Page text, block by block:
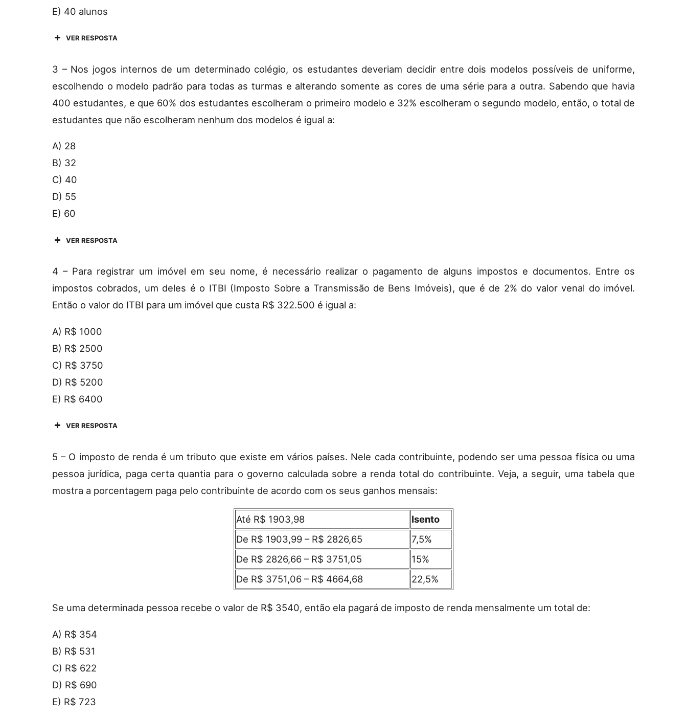
E) 40 alunos
VER RESPOSTA
3 – Nos jogos internos de um determinado colégio, os estudantes deveriam decidir entre dois modelos possíveis de uniforme,
escolhendo o modelo padrão para todas as turmas e alterando somente as cores de uma série para a outra. Sabendo que havia
400 estudantes, e que 60% dos estudantes escolheram o primeiro modelo e 32% escolheram o segundo modelo, então, o total de
estudantes que não escolheram nenhum dos modelos é igual a:
A) 28
B) 32
C) 40
D) 55
E) 60
VER RESPOSTA
4 – Para registrar um imóvel em seu nome, é necessário realizar o pagamento de alguns impostos e documentos. Entre os
impostos cobrados, um deles é o ITBI (Imposto Sobre a Transmissão de Bens Imóveis), que é de 2% do valor venal do imóvel.
Então o valor do ITBI para um imóvel que custa R$ 322.500 é igual a:
A) R$ 1000
B) R$ 2500
C) R$ 3750
D) R$ 5200
E) R$ 6400
VER RESPOSTA
5 – O imposto de renda é um tributo que existe em vários países. Nele cada contribuinte, podendo ser uma pessoa física ou uma
pessoa jurídica, paga certa quantia para o governo calculada sobre a renda total do contribuinte. Veja, a seguir, uma tabela que
mostra a porcentagem paga pelo contribuinte de acordo com os seus ganhos mensais:
Até R$ 1903,98
Isento
De R$ 1903,99 – R$ 2826,65
7,5%
De R$ 2826,66 – R$ 3751,05
15%
De R$ 3751,06 – R$ 4664,68
22,5%
Se uma determinada pessoa recebe o valor de R$ 3540, então ela pagará de imposto de renda mensalmente um total de:
A) R$ 354
B) R$ 531
C) R$ 622
D) R$ 690
E) R$ 723